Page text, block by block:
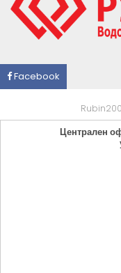
Facebook
Централен